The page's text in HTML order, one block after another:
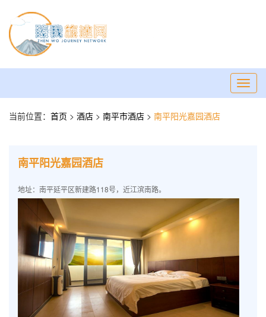
当前位置： 首页 > 酒店 > 南平市酒店 > 南平阳光嘉园酒店
南平阳光嘉园酒店
地址：南平延平区新建路118号，近江滨南路。